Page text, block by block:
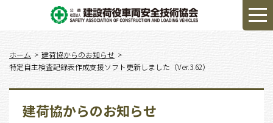
ホーム
建荷協からのお知らせ
特定自主検査記録表作成支援ソフト更新しました（Ver.3.62）
建荷協からのお知らせ